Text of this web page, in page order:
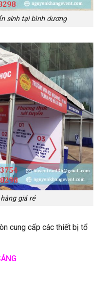
sinh tại bình dương
giá rẻ
cung cấp các thiết bị tổ